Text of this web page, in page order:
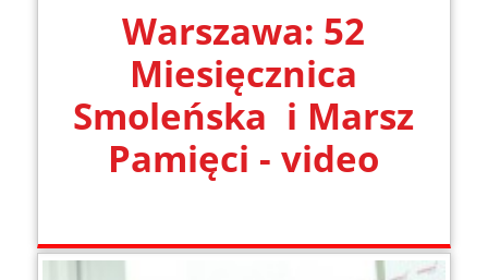
Warszawa: 52
Miesięcznica
Smoleńska i Marsz
Pamięci - video